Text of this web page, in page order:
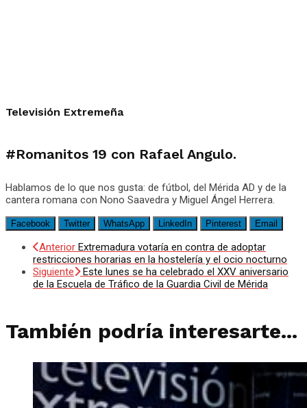
Televisión Extremeña
#Romanitos 19 con Rafael Angulo.
Hablamos de lo que nos gusta: de fútbol, del Mérida AD y de la
cantera romana con Nono Saavedra y Miguel Ángel Herrera.
Facebook Twitter WhatsApp LinkedIn Pinterest Email
Anterior Extremadura votaría en contra de adoptar
restricciones horarias en la hostelería y el ocio nocturno
Siguiente
Este lunes se ha celebrado el XXV aniversario
de la Escuela de Tráfico de la Guardia Civil de Mérida
También podría interesarte...